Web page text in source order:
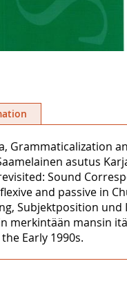
Grammaticalization
asutus
Sound
and passive in
Subjektposition
merkintään mansin
Early 1990s.